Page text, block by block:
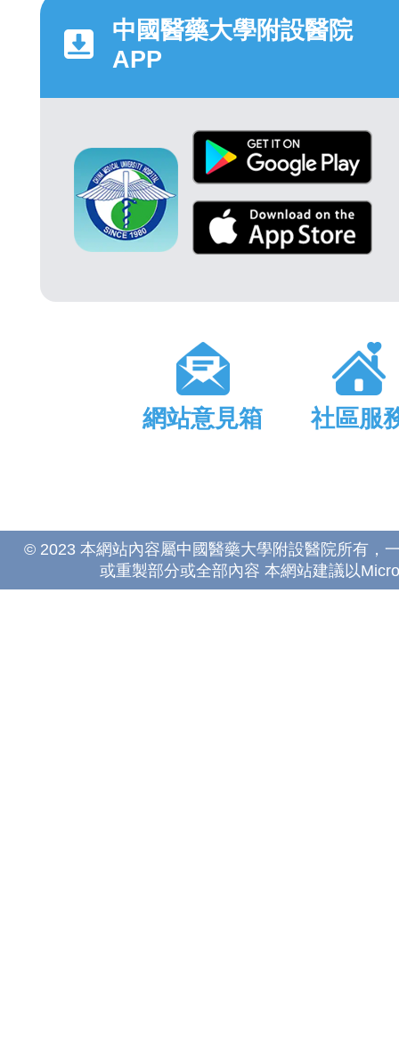
中國醫藥大學附設醫院
APP
網站意見箱 社區服
© 2023 本網站內容屬中國醫藥大學附設醫院所有，
或重製部分或全部內容 本網站建議以